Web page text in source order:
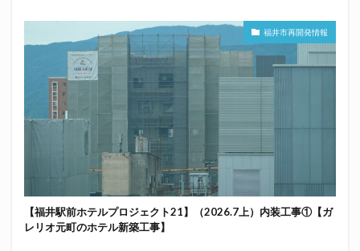
福井市再開発情報
【福井駅前ホテルプロジェクト21】（2026.7上）内装工事①【ガ
レリオ元町のホテル新築工事】